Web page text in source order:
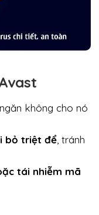
, ngăn không cho nó
bỏ triệt để , tránh
tái nhiễm mã